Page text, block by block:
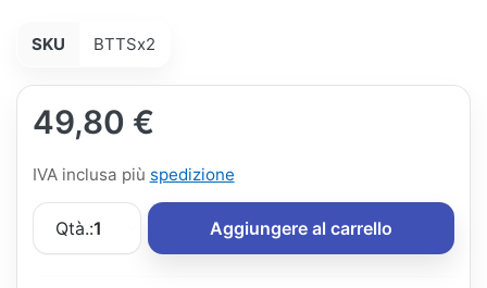
SKU BTTSx2
49,80 €
IVA inclusa più spedizione
Qtà.:1 Aggiungere al carrello